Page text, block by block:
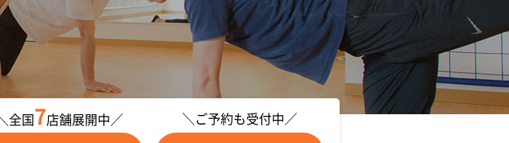
全国 7店舗展開中／ ＼ご予約も受付中／